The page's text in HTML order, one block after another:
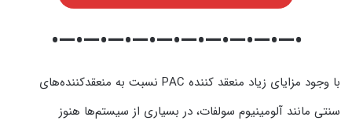
•—•—•—•—•—•—•—•—•—•—•
با وجود مزایای زیاد منعقد کننده PAC نسبت به منعقدکننده‌های
سنتی مانند آلومینیوم سولفات، در بسیاری از سیستم‌ها هنوز